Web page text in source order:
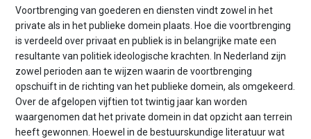
Voortbrenging van goederen en diensten vindt zowel in het
private als in het publieke domein plaats. Hoe die voortbrenging
is verdeeld over privaat en publiek is in belangrijke mate een
resultante van politiek ideologische krachten. In Nederland zijn
zowel perioden aan te wijzen waarin de voortbrenging
opschuift in de richting van het publieke domein, als omgekeerd.
Over de afgelopen vijftien tot twintig jaar kan worden
waargenomen dat het private domein in dat opzicht aan terrein
heeft gewonnen. Hoewel in de bestuurskundige literatuur wat